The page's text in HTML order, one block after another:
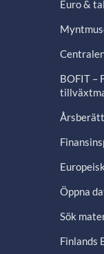
Euro &
BOFIT –
Öppna
Sök
Finlands